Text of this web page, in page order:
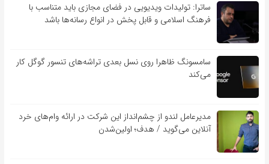
ساترا: تولیدات ویدیویی در فضای مجازی باید متناسب با
فرهنگ اسلامی و قابل پخش در انواع رسانه‌ها باشد
سامسونگ ظاهرا روی نسل بعدی تراشه‌های تنسور گوگل کار
می‌کند
مدیرعامل لندو از چشم‌انداز این شرکت در ارائه وام‌های خرد
آنلاین می‌گوید / هدف؛ اولین‌شدن